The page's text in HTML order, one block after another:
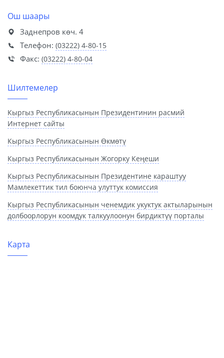
Ош шаары
Заднепров көч. 4
Телефон: (03222) 4-80-15
Факс: (03222) 4-80-04
Шилтемелер
Кыргыз Республикасынын Президентинин расмий
Интернет сайты
Кыргыз Республикасынын Өкмөтү
Кыргыз Республикасынын Жогорку Кеңеши
Кыргыз Республикасынын Президентине караштуу
Мамлекеттик тил боюнча улуттук комиссия
Кыргыз Республикасынын ченемдик укуктук актыларынын
долбоорлорун коомдук талкуулоонун бирдиктүү порталы
Карта